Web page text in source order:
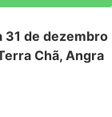
31 de dezembro
Chã, Angra